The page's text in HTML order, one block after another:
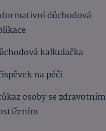
důchodová
kalkulačka
na péči
osoby se zdravotním